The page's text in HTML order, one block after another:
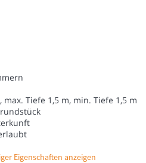
max. Tiefe 1,5 m, min. Tiefe 1,5 m
Eigenschaften anzeigen